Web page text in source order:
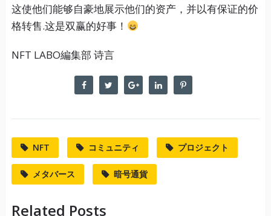
这使他们能够自豪地展示他们的资产，并以有保证的价
格转售.这是双赢的好事！
NFT LABO編集部 诗言
NFT コミュニティ プロジェクト
メタバース 暗号通貨
Related Posts